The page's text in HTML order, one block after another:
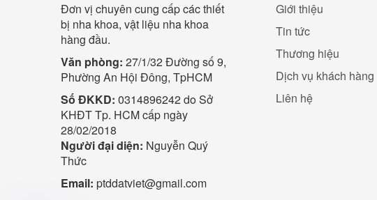
Đơn vị chuyên cung cấp các thiết
bị nha khoa, vật liệu nha khoa
hàng đầu.
Văn phòng: 27/1/32 Đường số 9,
Phường An Hội Đông, TpHCM
Số ĐKKD: 0314896242 do Sở
KHĐT Tp. HCM cấp ngày
28/02/2018
Người đại diện: Nguyễn Quý
Thức
Email: ptddatviet@gmail.com
Giới thiệu
Tin tức
Thương hiệu
Dịch vụ khách hàng
Liên hệ